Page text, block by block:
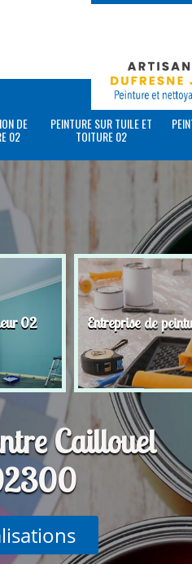
DE
02
PEINTURE SUR TUILE ET
TOITURE 02
02 Entreprise de
Caillouel